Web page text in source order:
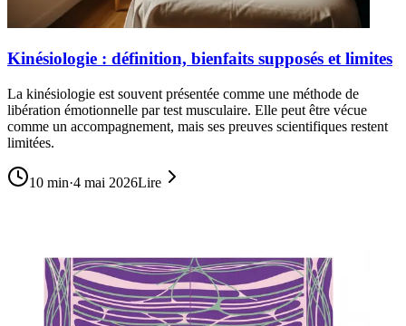
Kinésiologie : définition, bienfaits supposés et limites
La kinésiologie est souvent présentée comme une méthode de
libération émotionnelle par test musculaire. Elle peut être vécue
comme un accompagnement, mais ses preuves scientifiques restent
limitées.
10 min·4 mai 2026Lire